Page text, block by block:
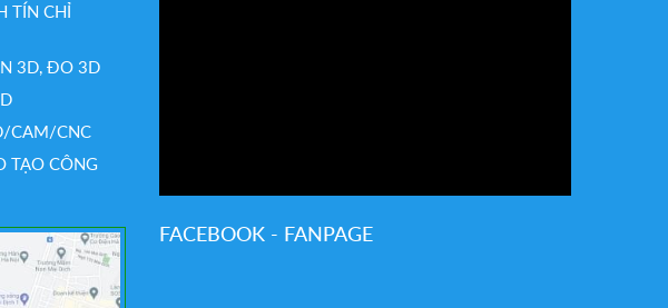
TÍN CHỈ
3D, ĐO 3D
CAM/CNC
TẠO CÔNG
FACEBOOK - FANPAGE